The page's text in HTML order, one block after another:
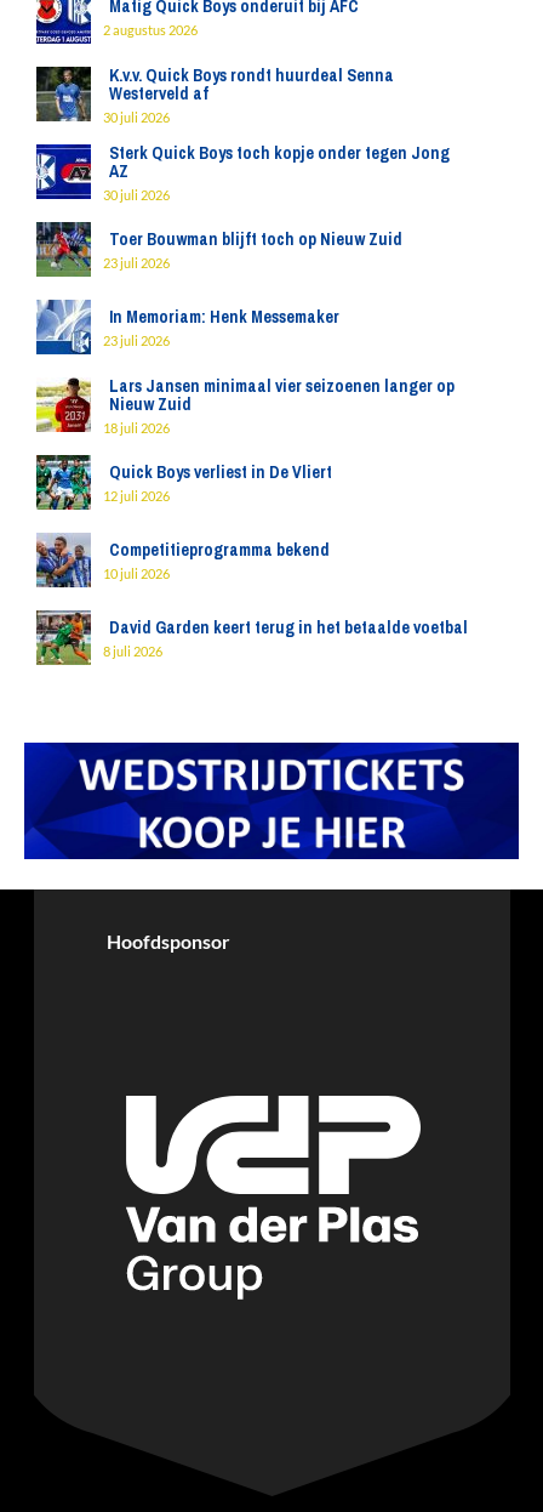
Matig Quick Boys onderuit bij AFC
2 augustus 2026
K.v.v. Quick Boys rondt huurdeal Senna
Westerveld af
30 juli 2026
Sterk Quick Boys toch kopje onder tegen Jong
AZ
30 juli 2026
Toer Bouwman blijft toch op Nieuw Zuid
23 juli 2026
In Memoriam: Henk Messemaker
23 juli 2026
Lars Jansen minimaal vier seizoenen langer op
Nieuw Zuid
18 juli 2026
Quick Boys verliest in De Vliert
12 juli 2026
Competitieprogramma bekend
10 juli 2026
David Garden keert terug in het betaalde voetbal
8 juli 2026
Hoofdsponsor